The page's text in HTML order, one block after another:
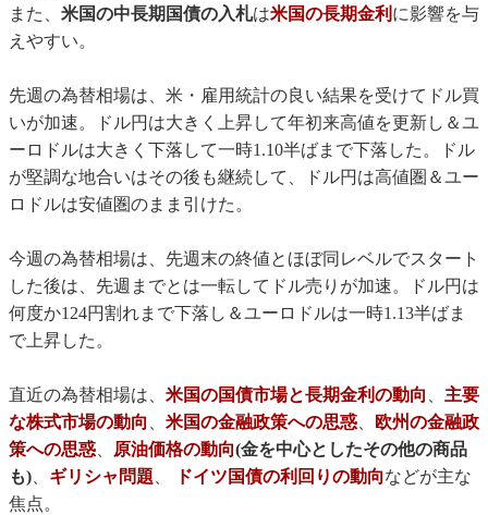
また、 米国の中長期国債の入札は米国の長期金利 に影響を与
えやすい。
先週の為替相場は、米・雇用統計の良い結果を受けてドル買
いが加速。ドル円は大きく上昇して年初来高値を更新し＆ユ
ーロドルは大きく下落して一時1.10半ばまで下落した。ドル
が堅調な地合いはその後も継続して、ドル円は高値圏＆ユー
ロドルは安値圏のまま引けた。
今週の為替相場は、先週末の終値とほぼ同レベルでスタート
した後は、先週までとは一転してドル売りが加速。ドル円は
何度か124円割れまで下落し＆ユーロドルは一時1.13半ばま
で上昇した。
直近の為替相場は、 米国の国債市場と長期金利の動向 、 主要
な株式市場の動向 、 米国の金融政策への思惑、
欧州の金融政
策への思惑、 原油価格の動向(金を中心としたその他の商品
も)、 ギリシャ問題、 ドイツ国債の利回りの動向などが主な
焦点。